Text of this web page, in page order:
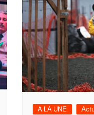
A LA UNE